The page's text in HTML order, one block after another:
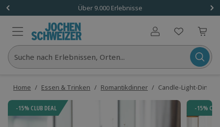
Über 9.000 Erlebnisse
Benutzerkonto
Suche nach Erlebnissen, Orten...
Home / Essen & Trinken / Romantikdinner / Candle-Light-
-15% CLUB DEAL -15%